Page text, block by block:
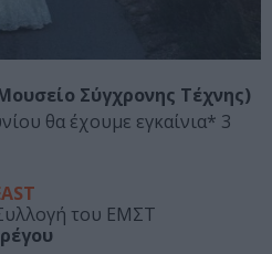
Σύγχρονης Τέχνης)
θα έχουμε εγκαίνια* 3
του ΕΜΣΤ